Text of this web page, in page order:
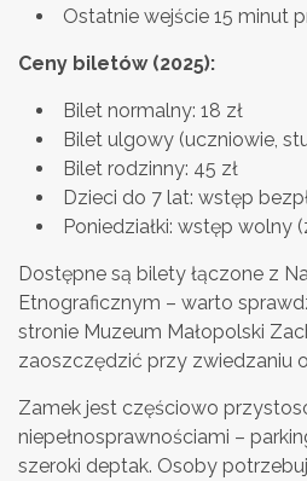
Ostatnie wejście 15 minut
Ceny biletów (2025):
Bilet normalny: 18 zł
Bilet ulgowy (uczniowie,
Bilet rodzinny: 45 zł
Dzieci do 7 lat: wstęp
Poniedziałki: wstęp wolny
Dostępne są bilety łączone z
Etnograficznym – warto
stronie Muzeum Małopolski
zaoszczędzić przy zwiedzaniu
Zamek jest częściowo
niepełnosprawnościami –
szeroki deptak. Osoby